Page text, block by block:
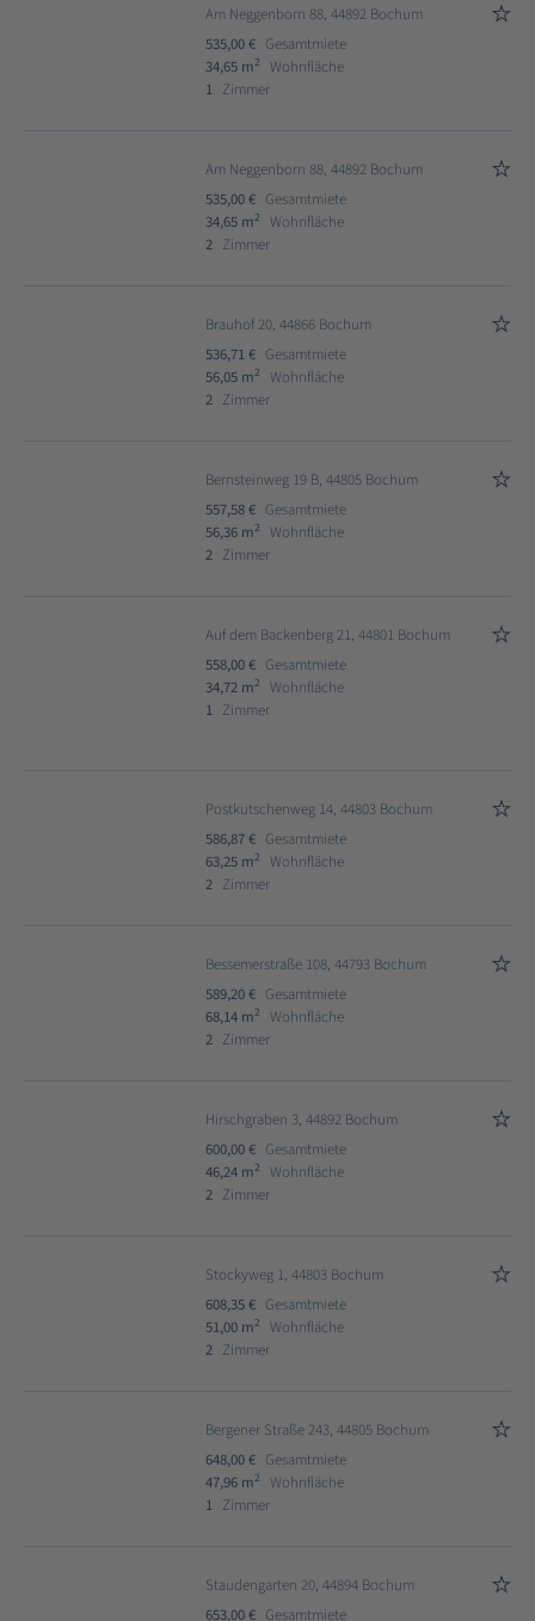
Am Neggenborn 88, 44892 Bochum
535,00 € Gesamtmiete
34,65 m2
Wohnfläche
1 Zimmer
Am Neggenborn 88, 44892 Bochum
535,00 € Gesamtmiete
34,65 m2
Wohnfläche
2 Zimmer
Brauhof 20, 44866 Bochum
536,71 € Gesamtmiete
56,05 m2
Wohnfläche
2 Zimmer
Bernsteinweg 19 B, 44805 Bochum
557,58 € Gesamtmiete
56,36 m2
Wohnfläche
2 Zimmer
Auf dem Backenberg 21, 44801 Bochum
558,00 € Gesamtmiete
34,72 m2
Wohnfläche
1 Zimmer
Postkutschenweg 14, 44803 Bochum
586,87 € Gesamtmiete
63,25 m2
Wohnfläche
2 Zimmer
Bessemerstraße 108, 44793 Bochum
589,20 € Gesamtmiete
68,14 m2
Wohnfläche
2 Zimmer
Hirschgraben 3, 44892 Bochum
600,00 € Gesamtmiete
46,24 m2
Wohnfläche
2 Zimmer
Stockyweg 1, 44803 Bochum
608,35 € Gesamtmiete
51,00 m2
Wohnfläche
2 Zimmer
Bergener Straße 243, 44805 Bochum
648,00 € Gesamtmiete
47,96 m2
Wohnfläche
1 Zimmer
Staudengarten 20, 44894 Bochum
653,00 € Gesamtmiete